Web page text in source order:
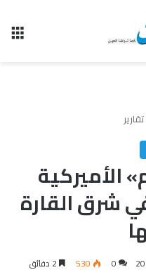
تقارير
الأميركية
شرق القارة
0
530